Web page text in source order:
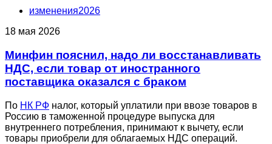
изменения2026
18 мая 2026
Минфин пояснил, надо ли восстанавливать
НДС, если товар от иностранного
поставщика оказался с браком
По НК РФ налог, который уплатили при ввозе товаров в
Россию в таможенной процедуре выпуска для
внутреннего потребления, принимают к вычету, если
товары приобрели для облагаемых НДС операций.